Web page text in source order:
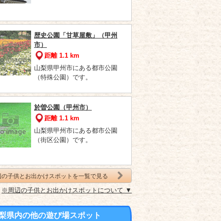
歴史公園「甘草屋敷」（甲州
市）
距離 1.1 km
山梨県甲州市にある都市公園
（特殊公園）です。
於曽公園（甲州市）
距離 1.1 km
山梨県甲州市にある都市公園
（街区公園）です。
の子供とお出かけスポットを一覧で見る
※周辺の子供とお出かけスポットについて ▼
県内の他の遊び場スポット